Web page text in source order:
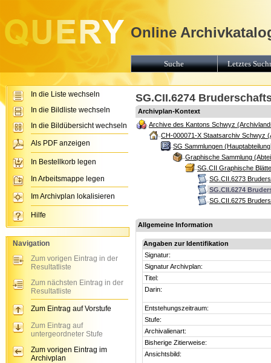
SG.CII.6274
Archivplan-Kontext
Archive des Kantons Schwyz
CH-000071-X Staatsarchiv Schwyz
SG Sammlungen
Graphische Sammlung
SG.CII Graphische
SG.CII.6273
SG.CII.6274
SG.CII.6275
Allgemeine Information
Angaben zur Identifikation
Signatur:
Signatur Archivplan:
Titel:
Darin:
Entstehungszeitraum:
Stufe:
Archivalienart:
Bisherige Zitierweise:
Ansichtsbild:
Online
Suche Letztes
In die Liste wechseln
In die Bildliste wechseln
In die Bildübersicht wechseln
Als PDF anzeigen
In Bestellkorb legen
In Arbeitsmappe legen
Im Archivplan lokalisieren
Hilfe
Navigation
Zum vorigen Eintrag in der
Resultatliste
Zum nächsten Eintrag in der
Resultatliste
Zum Eintrag auf Vorstufe
Zum Eintrag auf
untergeordneter Stufe
Zum vorigen Eintrag im
Archivplan